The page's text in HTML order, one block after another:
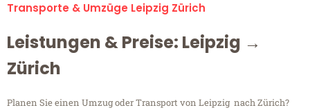
Transporte & Umzüge Leipzig Zürich
Leistungen & Preise: Leipzig →
Zürich
Planen Sie einen Umzug oder Transport von Leipzig nach Zürich?